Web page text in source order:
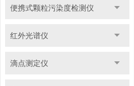
便携式颗粒污染度检测仪
红外光谱仪
滴点测定仪